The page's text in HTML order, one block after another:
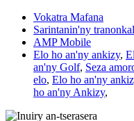
Vokatra Mafana
Sarintanin'ny
AMP Mobile
Elo ho an'ny ankizy,
an'ny Golf, Seza
elo, Elo ho an'ny
ho an'ny Ankizy,